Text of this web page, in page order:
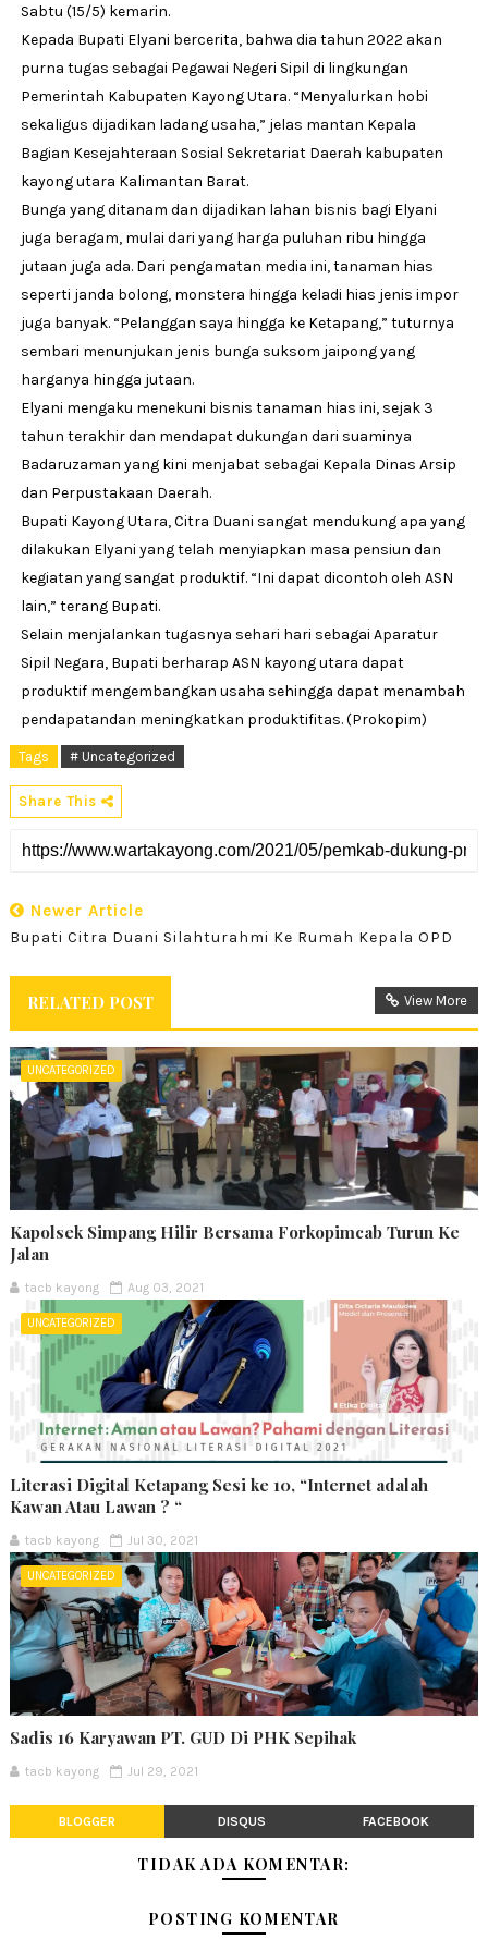
Sabtu (15/5) kemarin.
Kepada Bupati Elyani bercerita, bahwa dia tahun 2022 akan
purna tugas sebagai Pegawai Negeri Sipil di lingkungan
Pemerintah Kabupaten Kayong Utara. “Menyalurkan hobi
sekaligus dijadikan ladang usaha,” jelas mantan Kepala
Bagian Kesejahteraan Sosial Sekretariat Daerah kabupaten
kayong utara Kalimantan Barat.
Bunga yang ditanam dan dijadikan lahan bisnis bagi Elyani
juga beragam, mulai dari yang harga puluhan ribu hingga
jutaan juga ada. Dari pengamatan media ini, tanaman hias
seperti janda bolong, monstera hingga keladi hias jenis impor
juga banyak. “Pelanggan saya hingga ke Ketapang,” tuturnya
sembari menunjukan jenis bunga suksom jaipong yang
harganya hingga jutaan.
Elyani mengaku menekuni bisnis tanaman hias ini, sejak 3
tahun terakhir dan mendapat dukungan dari suaminya
Badaruzaman yang kini menjabat sebagai Kepala Dinas Arsip
dan Perpustakaan Daerah.
Bupati Kayong Utara, Citra Duani sangat mendukung apa yang
dilakukan Elyani yang telah menyiapkan masa pensiun dan
kegiatan yang sangat produktif. “Ini dapat dicontoh oleh ASN
lain,” terang Bupati.
Selain menjalankan tugasnya sehari hari sebagai Aparatur
Sipil Negara, Bupati berharap ASN kayong utara dapat
produktif mengembangkan usaha sehingga dapat menambah
pendapatandan meningkatkan produktifitas. (Prokopim)
Tags # Uncategorized
Share This
Newer Article
Bupati Citra Duani Silahturahmi Ke Rumah Kepala OPD
RELATED POST View More
UNCATEGORIZED
Kapolsek Simpang Hilir Bersama Forkopimcab Turun Ke
Jalan
tacb kayong Aug 03, 2021
UNCATEGORIZED
Literasi Digital Ketapang Sesi ke 10, “Internet adalah
Kawan Atau Lawan ? “
tacb kayong Jul 30, 2021
UNCATEGORIZED
Sadis 16 Karyawan PT. GUD Di PHK Sepihak
tacb kayong Jul 29, 2021
BLOGGER DISQUS FACEBOOK
TIDAK ADA KOMENTAR:
POSTING KOMENTAR